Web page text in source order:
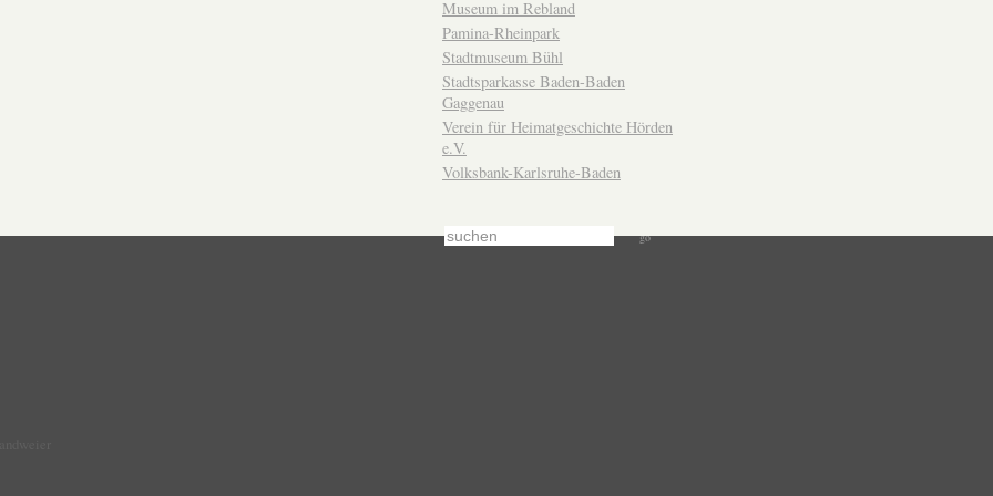
Museum im Rebland
Pamina-Rheinpark
Stadtmuseum Bühl
Stadtsparkasse Baden-Baden
Gaggenau
Verein für Heimatgeschichte Hörden
e.V.
Volksbank-Karlsruhe-Baden